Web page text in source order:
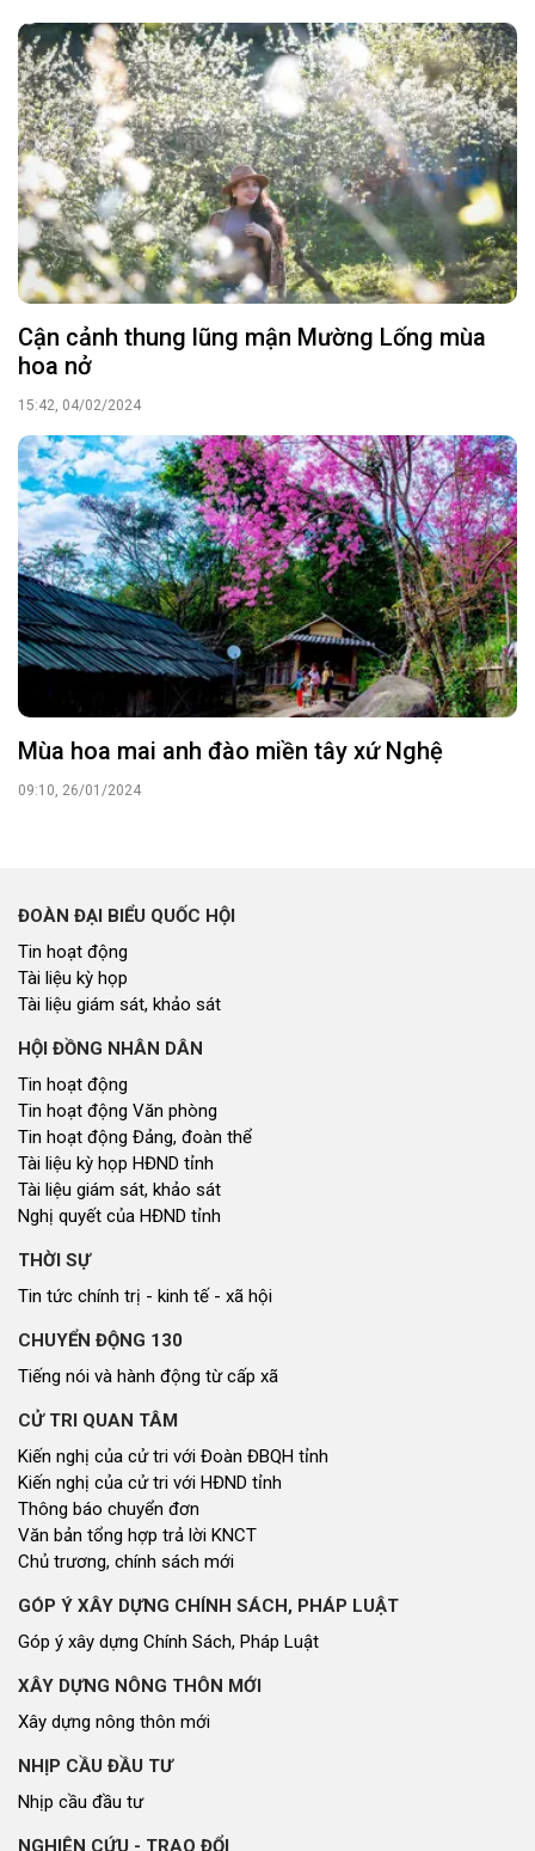
Cận cảnh thung lũng mận Mường Lống mùa
hoa nở
15:42, 04/02/2024
Mùa hoa mai anh đào miền tây xứ Nghệ
09:10, 26/01/2024
ĐOÀN ĐẠI BIỂU QUỐC HỘI
Tin hoạt động
Tài liệu kỳ họp
Tài liệu giám sát, khảo sát
HỘI ĐỒNG NHÂN DÂN
Tin hoạt động
Tin hoạt động Văn phòng
Tin hoạt động Đảng, đoàn thể
Tài liệu kỳ họp HĐND tỉnh
Tài liệu giám sát, khảo sát
Nghị quyết của HĐND tỉnh
THỜI SỰ
Tin tức chính trị - kinh tế - xã hội
CHUYỂN ĐỘNG 130
Tiếng nói và hành động từ cấp xã
CỬ TRI QUAN TÂM
Kiến nghị của cử tri với Đoàn ĐBQH tỉnh
Kiến nghị của cử tri với HĐND tỉnh
Thông báo chuyển đơn
Văn bản tổng hợp trả lời KNCT
Chủ trương, chính sách mới
GÓP Ý XÂY DỰNG CHÍNH SÁCH, PHÁP LUẬT
Góp ý xây dựng Chính Sách, Pháp Luật
XÂY DỰNG NÔNG THÔN MỚI
Xây dựng nông thôn mới
NHỊP CẦU ĐẦU TƯ
Nhịp cầu đầu tư
NGHIÊN CỨU - TRAO ĐỔI